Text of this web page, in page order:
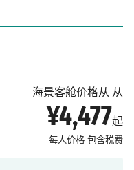
海景客舱价格从 从
¥4,477起
每人价格 包含税费